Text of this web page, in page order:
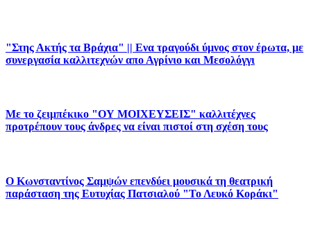
"Στης Ακτής τα Βράχια" || Ενα τραγούδι ύμνος στον έρωτα, με
συνεργασία καλλιτεχνών απο Αγρίνιο και Μεσολόγγι
Με το ζειμπέκικο "ΟΥ ΜΟΙΧΕΥΣΕΙΣ" καλλιτέχνες
προτρέπουν τους άνδρες να είναι πιστοί στη σχέση τους
Ο Κωνσταντίνος Σαμψών επενδύει μουσικά τη θεατρική
παράσταση της Ευτυχίας Πατσιαλού "Το Λευκό Κοράκι"